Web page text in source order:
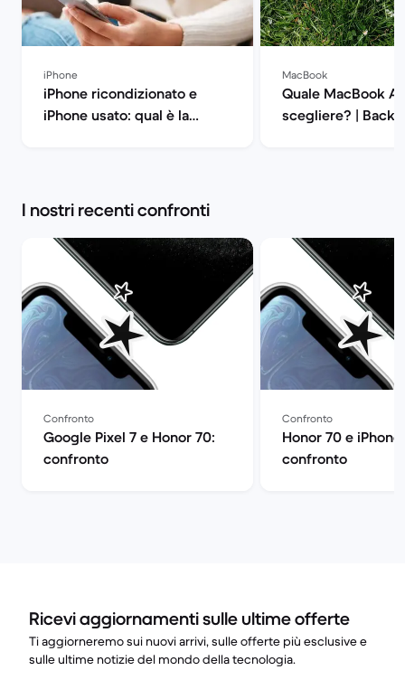
iPhone
iPhone ricondizionato e
iPhone usato: qual è la
MacBook
Quale MacBook
scegliere? | Back
I nostri recenti confronti
Confronto
Google Pixel 7 e Honor 70:
confronto
Confronto
Honor 70 e iPhone
confronto
Ricevi aggiornamenti sulle ultime offerte
Ti aggiorneremo sui nuovi arrivi, sulle offerte più esclusive e
sulle ultime notizie del mondo della tecnologia.